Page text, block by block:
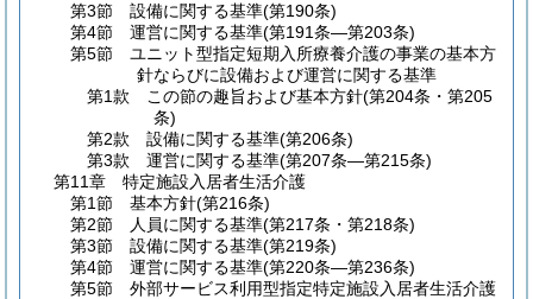
第3節
設備に関する基準(第190条)
第4節
運営に関する基準(第191条―第203条)
第5節
ユニット型指定短期入所療養介護の事業の基本方
針ならびに設備および運営に関する基準
第1款
この節の趣旨および基本方針(第204条・第205
条)
第2款
設備に関する基準(第206条)
第3款
運営に関する基準(第207条―第215条)
第11章
特定施設入居者生活介護
第1節
基本方針(第216条)
第2節
人員に関する基準(第217条・第218条)
第3節
設備に関する基準(第219条)
第4節
運営に関する基準(第220条―第236条)
第5節
外部サービス利用型指定特定施設入居者生活介護